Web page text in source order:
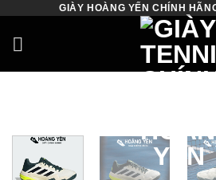
content
GIÀY HOÀNG YẾN CHÍNH